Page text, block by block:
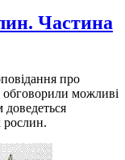
Частина
про
обговорили можливі
доведеться
рослин.